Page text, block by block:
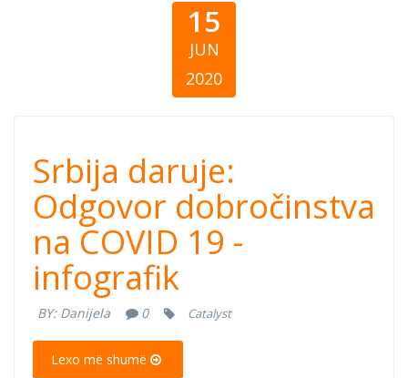
15
JUN
2020
Srbija daruje:
Odgovor
dobročinstva na
COVID-19 u
Srbiji
Srbija daruje:
Odgovor dobročinstva
na COVID 19 -
infografik
BY: Danijela 0 Catalyst
Lexo më shumë